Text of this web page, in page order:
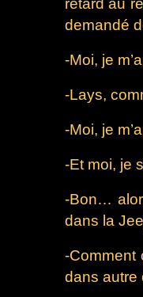
retard au
demandé
-Moi, je
-Lays,
-Moi, je
-Et moi, je
-Bon…
dans la
-Comment
dans autre